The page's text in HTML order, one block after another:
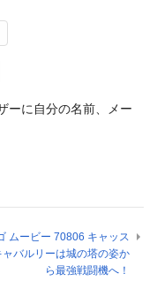
ーに自分の名前、メー
ムービー 70806 キャッス
ャバルリーは城の塔の姿か
ら最強戦闘機へ！